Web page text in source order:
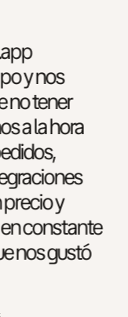
Hoy en
mucha
nuestra
Entonces,
que esté
sepa
todo esté
muy
Yolanda
CMO